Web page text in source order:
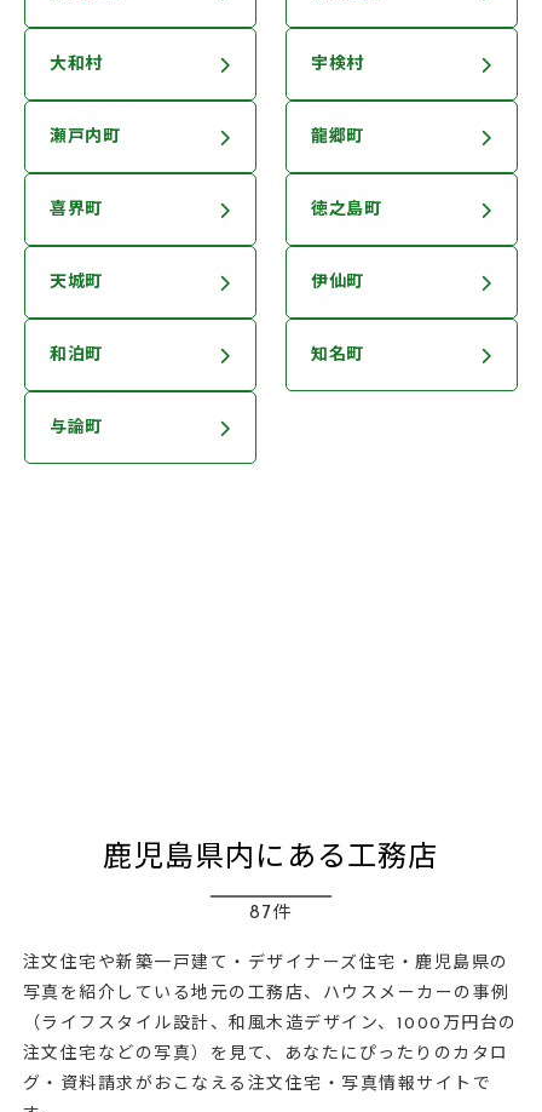
大和村 宇検村
瀬戸内町 龍郷町
喜界町 徳之島町
天城町 伊仙町
和泊町 知名町
与論町
鹿児島県内にある工務店
87件
注文住宅や新築一戸建て・デザイナーズ住宅・鹿児島県の
写真を紹介している地元の工務店、ハウスメーカーの事例
（ライフスタイル設計、和風木造デザイン、1000万円台の
注文住宅などの写真）を見て、あなたにぴったりのカタロ
グ・資料請求がおこなえる注文住宅・写真情報サイトで